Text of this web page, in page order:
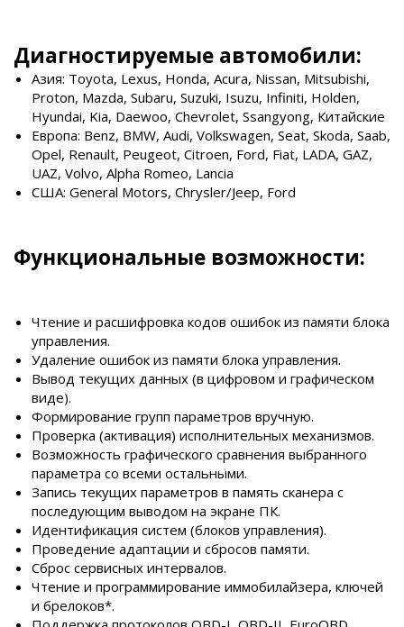
Диагностируемые автомобили:
Азия: Toyota, Lexus, Honda, Acura, Nissan, Mitsubishi,
Proton, Mazda, Subaru, Suzuki, Isuzu, Infiniti, Holden,
Hyundai, Kia, Daewoo, Chevrolet, Ssangyong, Китайские
Европа: Benz, BMW, Audi, Volkswagen, Seat, Skoda, Saab,
Opel, Renault, Peugeot, Citroen, Ford, Fiat, LADA, GAZ,
UAZ, Volvo, Alpha Romeo, Lancia
США: General Motors, Chrysler/Jeep, Ford
Функциональные возможности:
Чтение и расшифровка кодов ошибок из памяти блока
управления.
Удаление ошибок из памяти блока управления.
Вывод текущих данных (в цифровом и графическом
виде).
Формирование групп параметров вручную.
Проверка (активация) исполнительных механизмов.
Возможность графического сравнения выбранного
параметра со всеми остальными.
Запись текущих параметров в память сканера с
последующим выводом на экране ПК.
Идентификация систем (блоков управления).
Проведение адаптации и сбросов памяти.
Сброс сервисных интервалов.
Чтение и программирование иммобилайзера, ключей
и брелоков*.